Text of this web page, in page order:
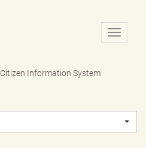
N
a
o
Citizen Information System